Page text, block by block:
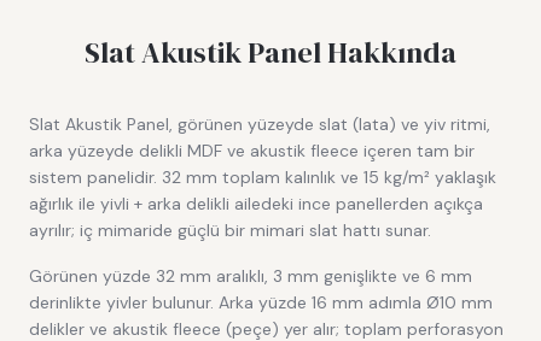
Slat Akustik PanelHakkında
Slat Akustik Panel, görünen yüzeyde slat (lata) ve yiv ritmi,
arka yüzeyde delikli MDF ve akustik fleece içeren tam bir
sistem panelidir. 32 mm toplam kalınlık ve 15 kg/m² yaklaşık
ağırlık ile yivli + arka delikli ailedeki ince panellerden açıkça
ayrılır; iç mimaride güçlü bir mimari slat hattı sunar.
Görünen yüzde 32 mm aralıklı, 3 mm genişlikte ve 6 mm
derinlikte yivler bulunur. Arka yüzde 16 mm adımla Ø10 mm
delikler ve akustik fleece (peçe) yer alır; toplam perforasyon